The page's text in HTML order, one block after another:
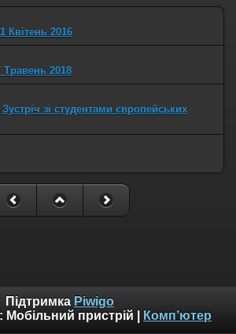
Квітень 2016
Травень 2018
Зустріч зі студентами європейських
Підтримка Piwigo
Мобільний пристрій Комп’ютер